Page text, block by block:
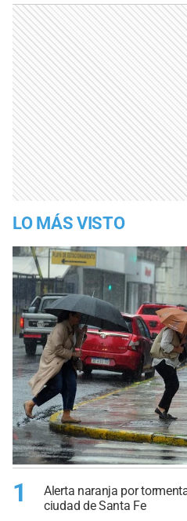
LO MÁS VISTO
1
Alerta naranja por
ciudad de Santa Fe